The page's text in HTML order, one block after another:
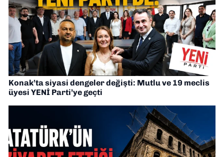
Konak’ta siyasi dengeler değişti: Mutlu ve 19 meclis
üyesi YENİ Parti’ye geçti